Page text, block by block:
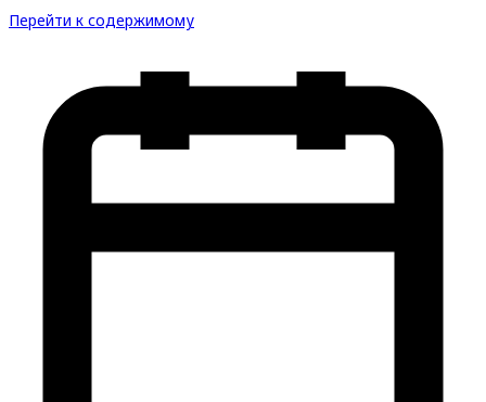
Перейти к содержимому